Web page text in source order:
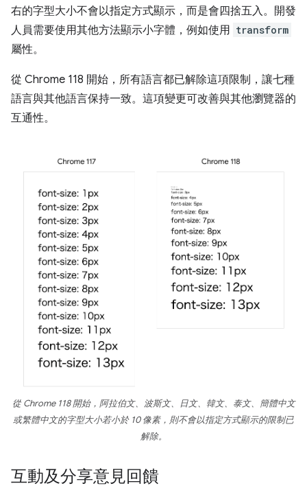
右的字型大小不會以指定方式顯示，而是會四捨五入。開發
人員需要使用其他方法顯示小字體，例如使用 transform
屬性。
從 Chrome 118 開始，所有語言都已解除這項限制，讓七種
語言與其他語言保持一致。這項變更可改善與其他瀏覽器的
互通性。
從 Chrome 118 開始，阿拉伯文、波斯文、日文、韓文、泰文、簡體中文
或繁體中文的字型大小若小於 10 像素，則不會以指定方式顯示的限制已
解除。
互動及分享意見回饋